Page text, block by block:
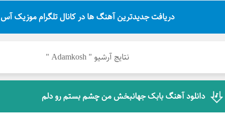
دریافت جدیدترین آهنگ ها در کانال تلگرام موزیک آس
نتایج آرشیو " Adamkosh "
دانلود آهنگ بابک جهانبخش من چشم بستم رو دلم